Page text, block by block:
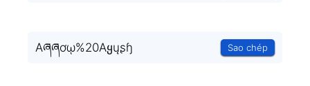
Aཞཞơῳ%20Aყųʂɧ Sao chép